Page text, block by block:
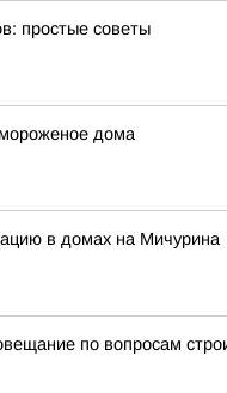
простые советы
дома
в домах на Мичурина
по вопросам